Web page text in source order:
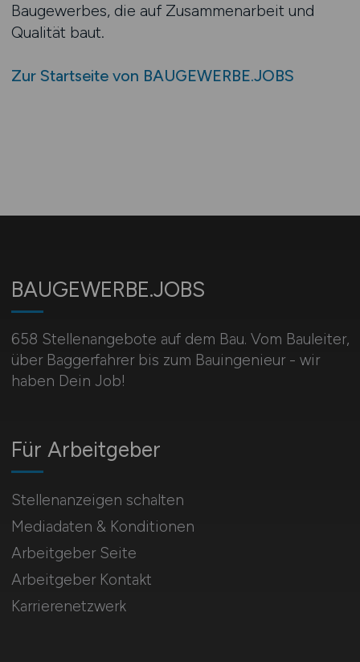
Baugewerbes, die auf Zusammenarbeit und
Qualität baut.
Zur Startseite von BAUGEWERBE.JOBS
BAUGEWERBE.JOBS
658 Stellenangebote auf dem Bau. Vom Bauleiter,
über Baggerfahrer bis zum Bauingenieur - wir
haben Dein Job!
Für Arbeitgeber
Stellenanzeigen schalten
Mediadaten & Konditionen
Arbeitgeber Seite
Arbeitgeber Kontakt
Karrierenetzwerk